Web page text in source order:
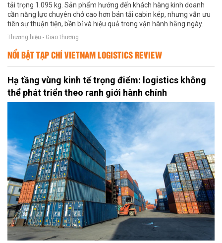
tải trọng 1.095 kg. Sản phẩm hướng đến khách hàng kinh doanh
cần năng lực chuyên chở cao hơn bán tải cabin kép, nhưng vẫn ưu
tiên sự thuận tiện, bền bỉ và hiệu quả trong vận hành hằng ngày.
Thương hiệu - Giao thương
NỔI BẬT TẠP CHÍ VIETNAM LOGISTICS REVIEW
Hạ tầng vùng kinh tế trọng điểm: logistics không
thể phát triển theo ranh giới hành chính